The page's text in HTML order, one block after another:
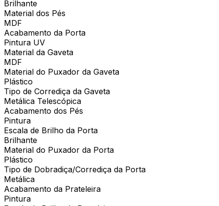
Brilhante
Material dos Pés
MDF
Acabamento da Porta
Pintura UV
Material da Gaveta
MDF
Material do Puxador da Gaveta
Plástico
Tipo de Corrediça da Gaveta
Metálica Telescópica
Acabamento dos Pés
Pintura
Escala de Brilho da Porta
Brilhante
Material do Puxador da Porta
Plástico
Tipo de Dobradiça/Corrediça da Porta
Metálica
Acabamento da Prateleira
Pintura